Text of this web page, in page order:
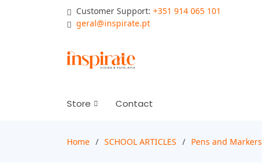
Customer Support: +351 914 065 101
geral@inspirate.pt
Store Contact
Home SCHOOL ARTICLES Pens and Markers